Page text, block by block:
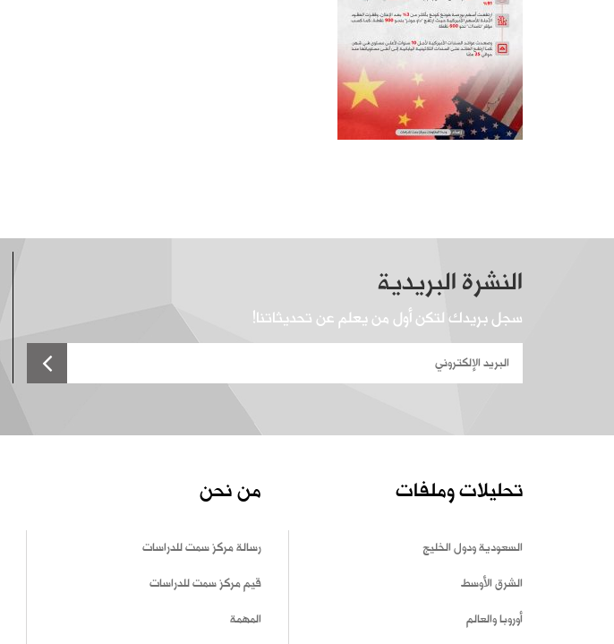
النشرة البريدية
سجل بريدك لتكن أول من يعلم عن تحديثاتنا!
تحليلات وملفات
السعودية ودول الخليج
الشرق الأوسط
أوروبا والعالم
من نحن
رسالة مركز سمت للدراسات
قيم مركز سمت للدراسات
المهمة